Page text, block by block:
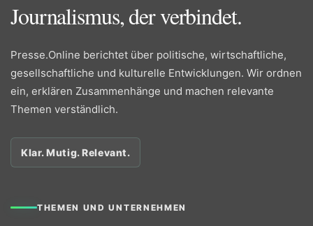
Journalismus, der verbindet.
Presse.Online berichtet über politische, wirtschaftliche,
gesellschaftliche und kulturelle Entwicklungen. Wir ordnen
ein, erklären Zusammenhänge und machen relevante
Themen verständlich.
Klar. Mutig. Relevant.
THEMEN UND UNTERNEHMEN